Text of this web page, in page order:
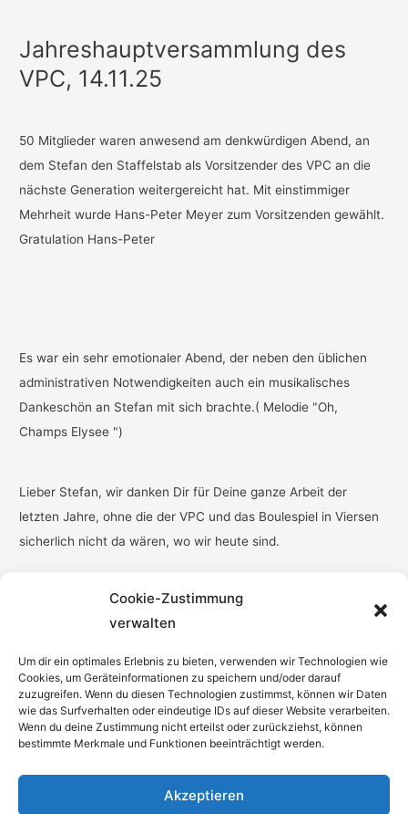
Cookie-Zustimmung
verwalten
Um dir ein optimales Erlebnis zu bieten, verwenden wir Technologien wie
Cookies, um Geräteinformationen zu speichern und/oder darauf
zuzugreifen. Wenn du diesen Technologien zustimmst, können wir Daten
wie das Surfverhalten oder eindeutige IDs auf dieser Website verarbeiten.
Wenn du deine Zustimmung nicht erteilst oder zurückziehst, können
bestimmte Merkmale und Funktionen beeinträchtigt werden.
Akzeptieren
Jahreshauptversammlung des
VPC, 14.11.25
50 Mitglieder waren anwesend am denkwürdigen Abend, an
dem Stefan den Staffelstab als Vorsitzender des VPC an die
nächste Generation weitergereicht hat. Mit einstimmiger
Mehrheit wurde Hans-Peter Meyer zum Vorsitzenden gewählt.
Gratulation Hans-Peter
Es war ein sehr emotionaler Abend, der neben den üblichen
administrativen Notwendigkeiten auch ein musikalisches
Dankeschön an Stefan mit sich brachte.( Melodie "Oh,
Champs Elysee ")
Lieber Stefan, wir danken Dir für Deine ganze Arbeit der
letzten Jahre, ohne die der VPC und das Boulespiel in Viersen
sicherlich nicht da wären, wo wir heute sind.
Was die da wohl tun ?